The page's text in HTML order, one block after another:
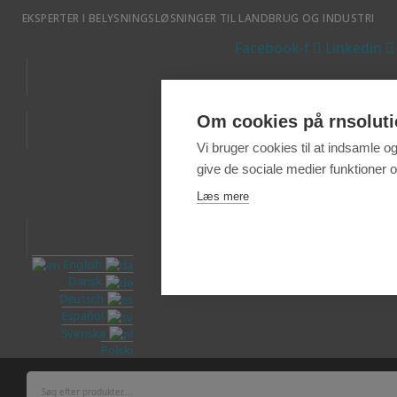
EKSPERTER I BELYSNINGSLØSNINGER TIL LANDBRUG OG INDUSTRI
Facebook-f Linkedin
FAQ
English
Dansk
Deutsch
Español
Svenska
Polski
Om cookies på
Vi bruger cookies til at indsamle
give de sociale medier funktioner
Læs mere